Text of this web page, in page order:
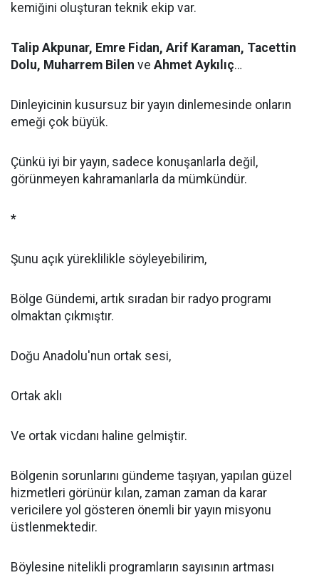
kemiğini oluşturan teknik ekip var.
Talip Akpunar, Emre Fidan, Arif Karaman, Tacettin
Dolu, Muharrem Bilen ve Ahmet Aykılıç…
Dinleyicinin kusursuz bir yayın dinlemesinde onların
emeği çok büyük.
Çünkü iyi bir yayın, sadece konuşanlarla değil,
görünmeyen kahramanlarla da mümkündür.
*
Şunu açık yüreklilikle söyleyebilirim,
Bölge Gündemi, artık sıradan bir radyo programı
olmaktan çıkmıştır.
Doğu Anadolu'nun ortak sesi,
Ortak aklı
Ve ortak vicdanı haline gelmiştir.
Bölgenin sorunlarını gündeme taşıyan, yapılan güzel
hizmetleri görünür kılan, zaman zaman da karar
vericilere yol gösteren önemli bir yayın misyonu
üstlenmektedir.
Böylesine nitelikli programların sayısının artması